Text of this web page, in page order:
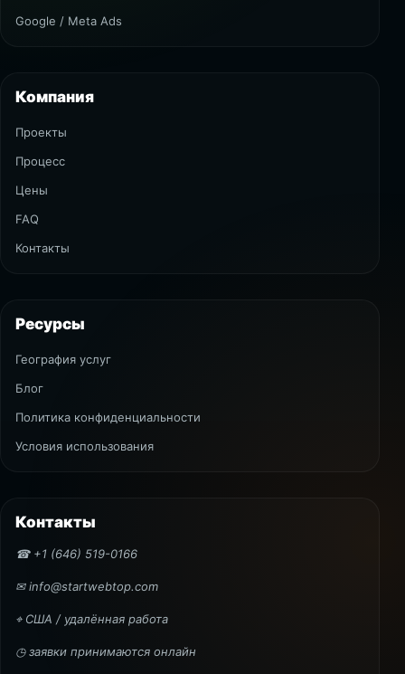
Google / Meta Ads
Компания
Проекты
Процесс
Цены
FAQ
Контакты
Ресурсы
География услуг
Блог
Политика конфиденциальности
Условия использования
Контакты
☎ +1 (646) 519-0166
✉ info@startwebtop.com
⌖ США / удалённая работа
◷ заявки принимаются онлайн